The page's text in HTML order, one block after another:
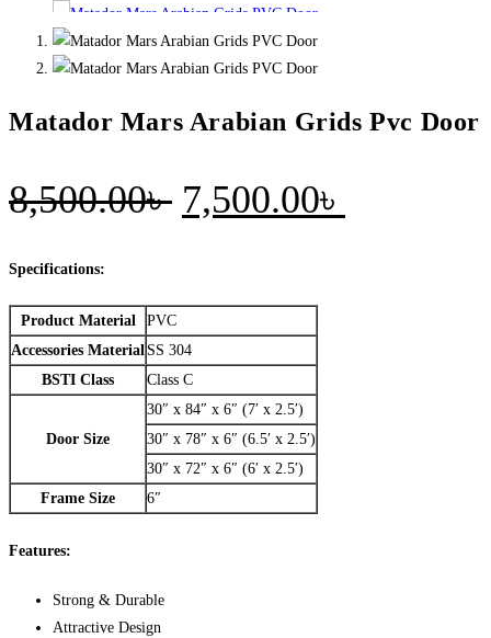
Matador Mars Arabian Grids Pvc Door
8,500.00৳ Original
8,500.00৳ .
7,500.00৳
Specifications:
Product Material
PVC
Accessories Material SS 304
BSTI Class
Class C
Door Size
30″ x 84″ x 6″ (7′ x 2.5′)
30″ x 78″ x 6″ (6.5′ x 2.5′)
30″ x 72″ x 6″ (6′ x 2.5′)
Frame Size
6″
Features:
Strong & Durable
Attractive Design